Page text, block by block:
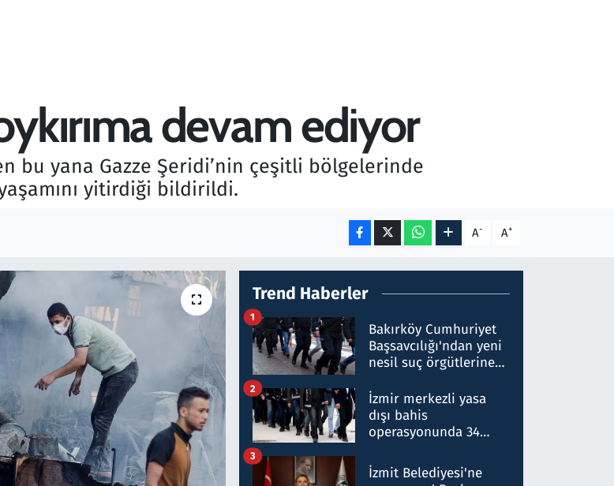
devam ediyor
bu yana Gazze Şeridi’nin çeşitli bölgelerinde
yitirdiği bildirildi.
A- A+
Trend Haberler
Bakırköy Cumhuriyet
Başsavcılığı'ndan yeni
nesil suç örgütlerine
hakkında gözaltı kararı
1
İzmir merkezli yasa
dışı bahis
operasyonunda 34
Milyar liralık para
trafiği tespit edildi
2
İzmit Belediyesi'ne
3